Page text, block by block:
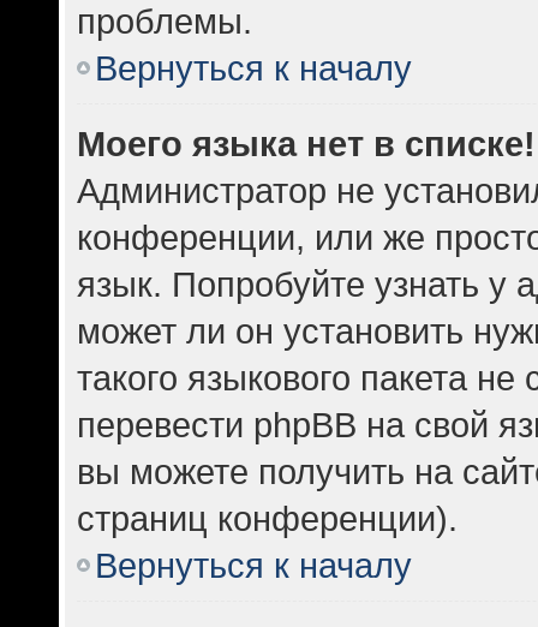
проблемы.
Вернуться к началу
Моего языка нет в списке!
Администратор не
конференции, или же
язык. Попробуйте узнать у
может ли он установить
такого языкового пакета
перевести phpBB на свой
вы можете получить на
страниц конференции).
Вернуться к началу